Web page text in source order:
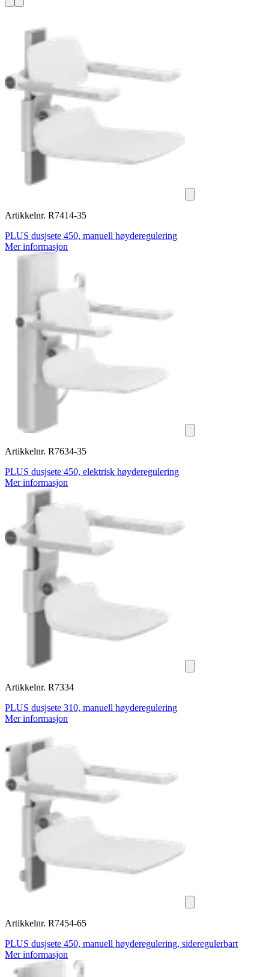
Artikkelnr. R7414-35
PLUS dusjsete 450, manuell høyderegulering
Mer informasjon
Artikkelnr. R7634-35
PLUS dusjsete 450, elektrisk høyderegulering
Mer informasjon
Artikkelnr. R7334
PLUS dusjsete 310, manuell høyderegulering
Mer informasjon
Artikkelnr. R7454-65
PLUS dusjsete 450, manuell høyderegulering, sideregulerbart
Mer informasjon